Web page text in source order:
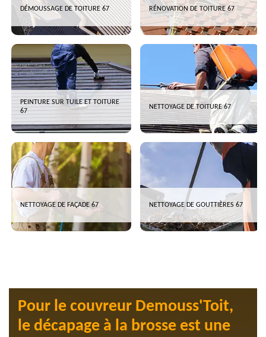
DÉMOUSSAGE DE TOITURE 67 RÉNOVATION DE TOITURE 67
PEINTURE SUR TUILE ET TOITURE
67
NETTOYAGE DE TOITURE 67
NETTOYAGE DE FAÇADE 67 NETTOYAGE DE GOUTTIÈRES 67
Pour le couvreur Demouss'Toit,
le décapage à la brosse est une